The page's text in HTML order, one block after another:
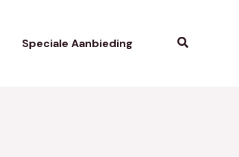
Speciale Aanbieding Zoeken